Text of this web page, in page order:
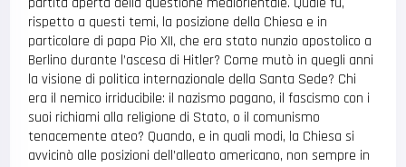
rispetto a questi temi, la posizione della Chiesa e in
particolare di papa Pio XII, che era stato nunzio apostolico a
Berlino durante l’ascesa di Hitler? Come mutò in quegli anni
la visione di politica internazionale della Santa Sede? Chi
era il nemico irriducibile: il nazismo pagano, il fascismo con i
suoi richiami alla religione di Stato, o il comunismo
tenacemente ateo? Quando, e in quali modi, la Chiesa si
avvicinò alle posizioni dell’alleato americano, non sempre in